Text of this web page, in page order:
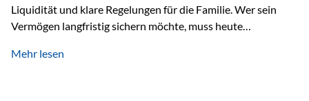
Liquidität und klare Regelungen für die Familie. Wer sein
Vermögen langfristig sichern möchte, muss heute
„Erfolgsformel Liechtenstein“, herausgegeben und verfasst
Mehr lesen